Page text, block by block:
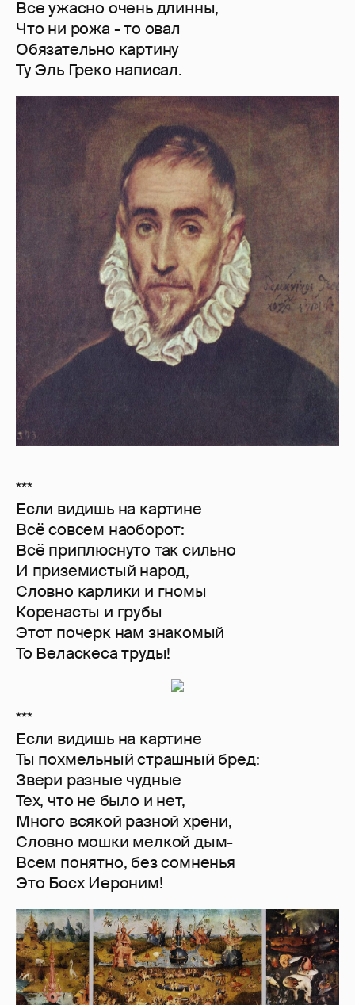
Все ужасно очень длинны,
Что ни рожа - то овал
Обязательно картину
Ту Эль Греко написал.
***
Если видишь на картине
Всё совсем наоборот:
Всё приплюснуто так сильно
И приземистый народ,
Словно карлики и гномы
Коренасты и грубы
Этот почерк нам знакомый
То Веласкеса труды!
***
Если видишь на картине
Ты похмельный страшный бред:
Звери разные чудные
Тех, что не было и нет,
Много всякой разной хрени,
Словно мошки мелкой дым-
Всем понятно, без сомненья
Это Босх Иероним!